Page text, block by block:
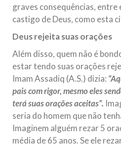
graves consequências, entre
castigo de Deus, como esta
Deus rejeita suas orações
Além disso, quem não é
estar tendo suas orações
Imam Assadiq (A.S.) dizia:
pais com rigor, mesmo eles
terá suas orações aceitas”.
seria do homem que não
Imaginem alguém rezar 5
média de 65 anos. Se ele